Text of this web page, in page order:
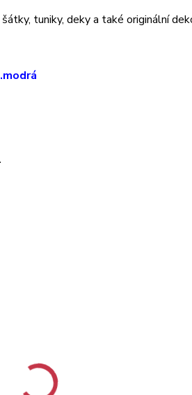
tuniky, deky a také originální